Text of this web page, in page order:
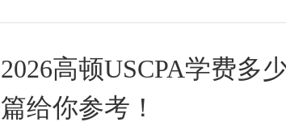
2026高顿USCPA学费多
篇给你参考！